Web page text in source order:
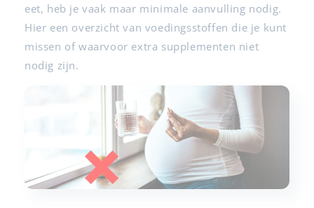
eet, heb je vaak maar minimale aanvulling nodig.
Hier een overzicht van voedingsstoffen die je kunt
missen of waarvoor extra supplementen niet
nodig zijn.